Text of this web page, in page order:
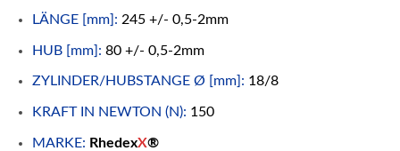
LÄNGE [mm]: 245 +/- 0,5-2mm
HUB [mm]: 80 +/- 0,5-2mm
ZYLINDER/HUBSTANGE Ø [mm]: 18/8
KRAFT IN NEWTON (N): 150
MARKE: RhedexX®